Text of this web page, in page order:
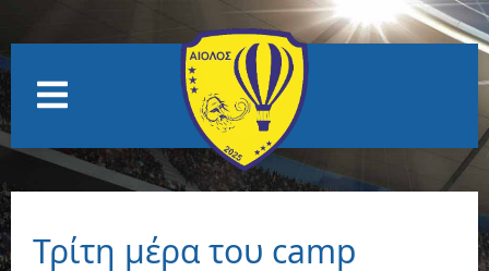
Τρίτη μέρα του camp